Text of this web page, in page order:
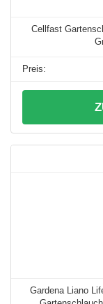
Cellfast
Gardena Liano